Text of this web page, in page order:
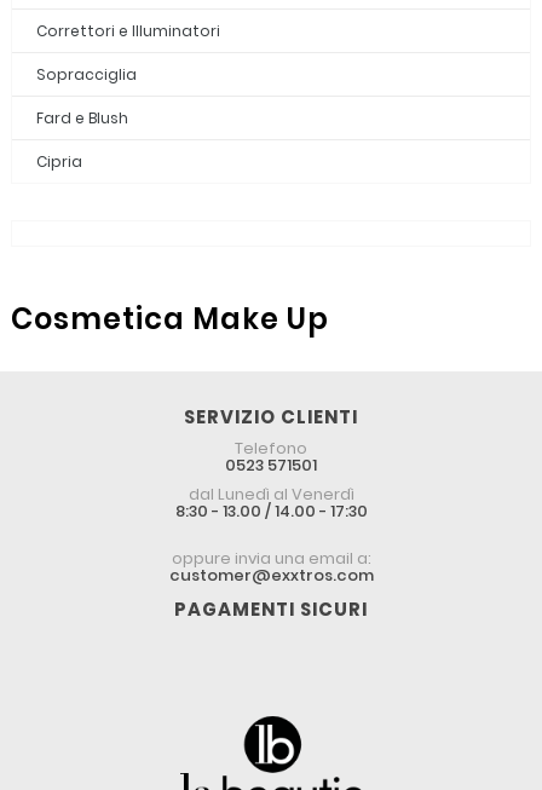
Correttori e Illuminatori
Sopracciglia
Fard e Blush
Cipria
Cosmetica Make Up
SERVIZIO CLIENTI
Telefono
0523 571501
dal Lunedì al Venerdì
8:30 - 13.00 / 14.00 - 17:30
oppure invia una email a:
customer@exxtros.com
PAGAMENTI SICURI